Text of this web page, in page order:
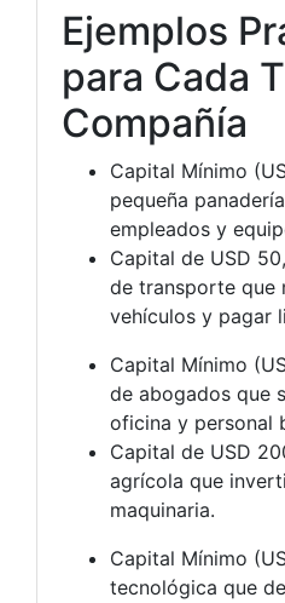
Ejemplos
para Cada
Compañía
Capital Mínimo
pequeña
empleados y
Capital de USD
de transporte que
vehículos y pagar
Capital Mínimo
de abogados que
oficina y personal
Capital de USD
agrícola que
maquinaria.
Capital Mínimo
tecnológica que